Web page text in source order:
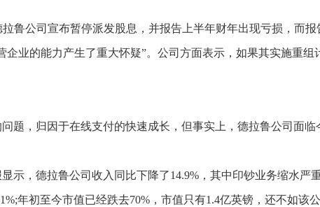
公司宣布暂停派发股息，并报告上半年财年出现亏损，而报
企业的能力产生了重大怀疑”。公司方面表示，如果其实施重组
，归因于在线支付的快速成长，但事实上，德拉鲁公司面临
，德拉鲁公司收入同比下降了14.9%，其中印钞业务缩水严
年初至今市值已经跌去70%，市值只有1.4亿英镑，还不如该公